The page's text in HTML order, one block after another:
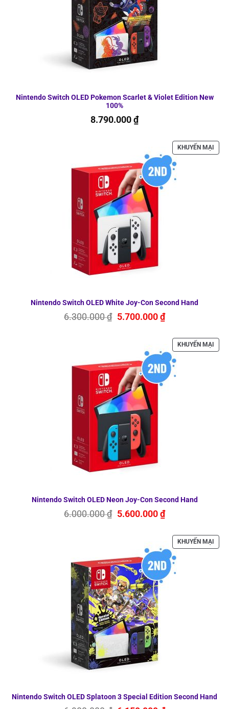
Nintendo Switch OLED Pokemon Scarlet & Violet Edition New
100%
8.790.000 ₫
Nintendo Switch OLED White Joy-Con Second Hand
KHUYẾN MẠI
6.300.000₫ Giá
5.700.000 ₫Giá
hiện
là:
5.700.000 ₫.
Nintendo Switch OLED Neon Joy-Con Second Hand
KHUYẾN MẠI
6.000.000₫ Giá
5.600.000 ₫Giá
hiện
là:
5.600.000 ₫.
Nintendo Switch OLED Splatoon 3 Special Edition Second Hand
KHUYẾN MẠI